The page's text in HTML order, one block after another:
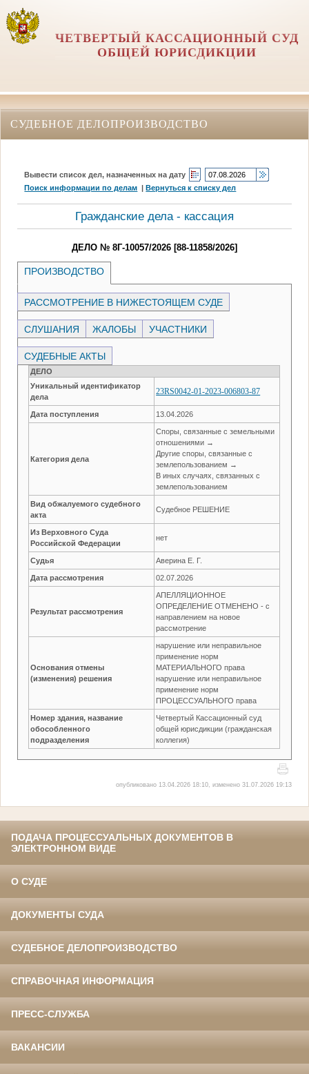
ЧЕТВЕРТЫЙ КАССАЦИОННЫЙ СУД
ОБЩЕЙ ЮРИСДИКЦИИ
СУДЕБНОЕ ДЕЛОПРОИЗВОДСТВО
Вывести список дел, назначенных на дату
Поиск информации по делам |Вернуться к списку дел
Гражданские дела - кассация
ДЕЛО № 8Г-10057/2026 [88-11858/2026]
ПРОИЗВОДСТВО
РАССМОТРЕНИЕ В НИЖЕСТОЯЩЕМ СУДЕ
СЛУШАНИЯ ЖАЛОБЫ УЧАСТНИКИ
СУДЕБНЫЕ АКТЫ
ДЕЛО
Уникальный идентификатор
дела
23RS0042-01-2023-006803-87
Дата поступления 13.04.2026
Категория дела
Споры, связанные с земельными
отношениями →
Другие споры, связанные с
землепользованием →
В иных случаях, связанных с
землепользованием
Вид обжалуемого судебного
акта
Судебное РЕШЕНИЕ
Из Верховного Суда
Российской Федерации
нет
Судья Аверина Е. Г.
Дата рассмотрения 02.07.2026
Результат рассмотрения
АПЕЛЛЯЦИОННОЕ
ОПРЕДЕЛЕНИЕ ОТМЕНЕНО - с
направлением на новое
рассмотрение
Основания отмены
(изменения) решения
нарушение или неправильное
применение норм
МАТЕРИАЛЬНОГО права
нарушение или неправильное
применение норм
ПРОЦЕССУАЛЬНОГО права
Номер здания, название
обособленного
подразделения
Четвертый Кассационный суд
общей юрисдикции (гражданская
коллегия)
опубликовано 13.04.2026 18:10, изменено 31.07.2026 19:13
ПОДАЧА ПРОЦЕССУАЛЬНЫХ ДОКУМЕНТОВ В
ЭЛЕКТРОННОМ ВИДЕ
О СУДЕ
ДОКУМЕНТЫ СУДА
СУДЕБНОЕ ДЕЛОПРОИЗВОДСТВО
СПРАВОЧНАЯ ИНФОРМАЦИЯ
ПРЕСС-СЛУЖБА
ВАКАНСИИ